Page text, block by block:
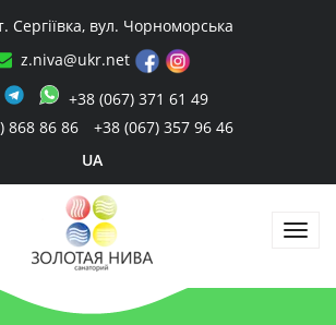
Сергіївка, вул. Чорноморська
z.niva@ukr.net
+38 (067) 371 61 49
868 86 86
+38 (067) 357 96 46
UA